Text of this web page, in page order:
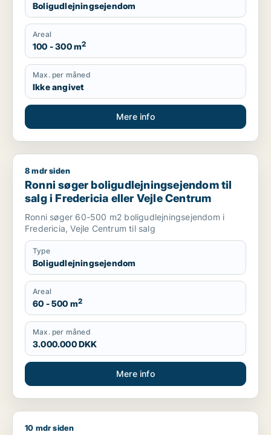
Boligudlejningsejendom
Areal
100 - 300 m2
Max. per måned
Ikke angivet
Mere info
Ronni søger boligudlejningsejendom til salg i Fredericia eller
8 mdr siden
Ronni søger boligudlejningsejendom til
salg i Fredericia eller Vejle Centrum
Ronni søger 60-500 m2 boligudlejningsejendom i
Fredericia, Vejle Centrum til salg
Type
Boligudlejningsejendom
Areal
60 - 500 m2
Max. per måned
3.000.000 DKK
Mere info
Frederik søger boligudlejningsejendom til salg i Vejle
10 mdr siden